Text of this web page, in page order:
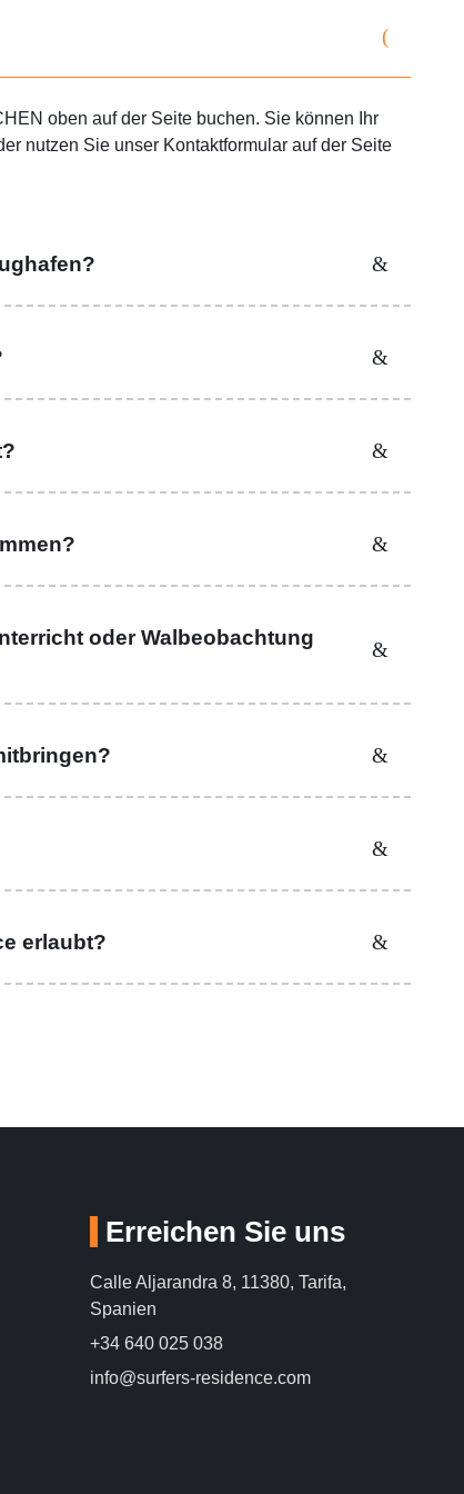
oben auf der Seite buchen. Sie können Ihr
nutzen Sie unser Kontaktformular auf der Seite
oder Walbeobachtung
erlaubt?
Erreichen Sie uns
Calle Aljarandra 8, 11380, Tarifa,
Spanien
+34 640 025 038
info@surfers-residence.com